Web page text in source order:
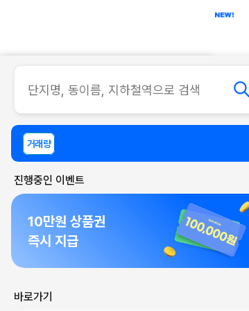
사무실
거래량
진행중인 이벤트
10만원 상품권
즉시 지급
바로가기